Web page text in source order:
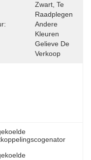
Zwart, Te
Raadplegen
Andere
Kleuren
Gelieve De
Verkoop